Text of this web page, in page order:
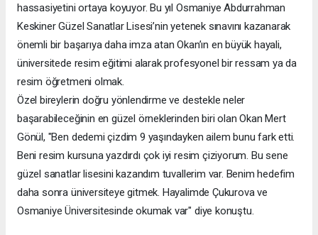
hassasiyetini ortaya koyuyor. Bu yıl Osmaniye Abdurrahman
Keskiner Güzel Sanatlar Lisesi’nin yetenek sınavını kazanarak
önemli bir başarıya daha imza atan Okan’ın en büyük hayali,
üniversitede resim eğitimi alarak profesyonel bir ressam ya da
resim öğretmeni olmak.
Özel bireylerin doğru yönlendirme ve destekle neler
başarabileceğinin en güzel örneklerinden biri olan Okan Mert
Gönül, "Ben dedemi çizdim 9 yaşındayken ailem bunu fark etti.
Beni resim kursuna yazdırdı çok iyi resim çiziyorum. Bu sene
güzel sanatlar lisesini kazandım tuvallerim var. Benim hedefim
daha sonra üniversiteye gitmek. Hayalimde Çukurova ve
Osmaniye Üniversitesinde okumak var" diye konuştu.